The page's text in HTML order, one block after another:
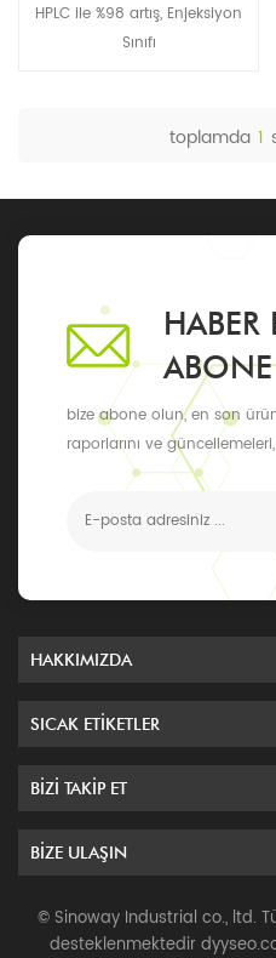
HPLC ile %98 artış, Enjeksiyon
Sınıfı
toplamda 1
HABER
bize abone olun, en son
raporlarını ve
alabilirsiniz
HAKKIMIZDA
SICAK ETIKETLER
BIZI TAKIP ET
BIZE ULAŞIN
© Sinoway Industrial co., ltd.
desteklenmektedir